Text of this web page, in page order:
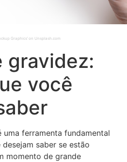
Graphics’ on Unsplash.com
gravidez:
você
ferramenta fundamental
saber se estão
momento de grande